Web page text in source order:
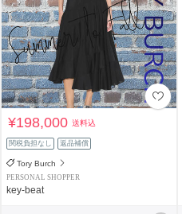
¥198,000送料込
関税負担なし 返品補償
Tory Burch
PERSONAL SHOPPER
key-beat